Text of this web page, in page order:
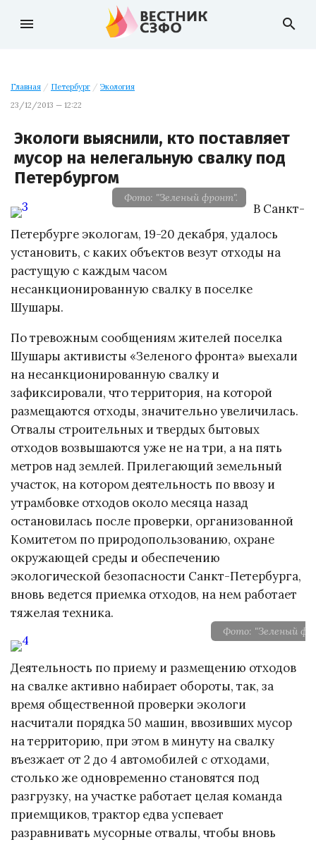
menu search
Главная / Петербург / Экология
23/12/2013 — 12:22
Экологи выяснили, кто поставляет
мусор на нелегальную свалку под
Петербургом
Фото: "Зеленый фронт".
В Санкт-
Петербурге экологам, 19-20 декабря, удалось
установить, с каких объектов везут отходы на
растущую с каждым часом
несанкционированную свалку в поселке
Шушары.
По тревожным сообщениям жителей поселка
Шушары активисты «Зеленого фронта» выехали
на несанкционированную свалку и
зафиксировали, что территория, на которой
размещаются отходы, значительно увеличилась.
Отвалы строительных и твердых бытовых
отходов возвышаются уже не на три, а на пять
метров над землей. Прилегающий земельный
участок, на котором деятельность по ввозу и
утрамбовке отходов около месяца назад
остановилась после проверки, организованной
Комитетом по природопользованию, охране
окружающей среды и обеспечению
экологической безопасности Санкт-Петербурга,
вновь ведется приемка отходов, на нем работает
тяжелая техника.
Фото: "Зеленый
Деятельность по приему и размещению отходов
на свалке активно набирает обороты, так, за
время общественной проверки экологи
насчитали порядка 50 машин, ввозивших мусор
на территорию, при этом в минуту на свалку
въезжает от 2 до 4 автомобилей с отходами,
столько же одновременно становятся под
разгрузку, на участке работает целая команда
приемщиков, трактор едва успевает
разравнивать мусорные отвалы, чтобы вновь